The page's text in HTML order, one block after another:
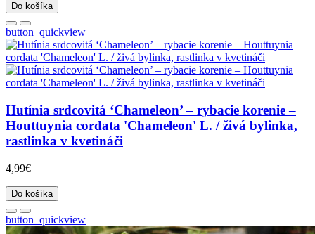
Do košíka
button_quickview
Hutínia srdcovitá ‘Chameleon’ – rybacie korenie –
Houttuynia cordata 'Chameleon' L. / živá bylinka,
rastlinka v kvetináči
4,99€
Do košíka
button_quickview